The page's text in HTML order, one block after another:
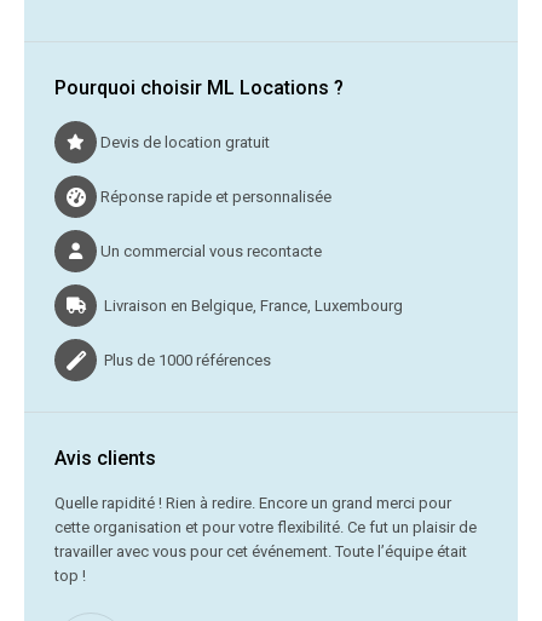
Pourquoi choisir ML Locations ?
Devis de location gratuit
Réponse rapide et personnalisée
Un commercial vous recontacte
Livraison en Belgique, France, Luxembourg
Plus de 1000 références
Avis clients
Quelle rapidité ! Rien à redire. Encore un grand merci pour
cette organisation et pour votre flexibilité. Ce fut un plaisir de
travailler avec vous pour cet événement. Toute l’équipe était
top !